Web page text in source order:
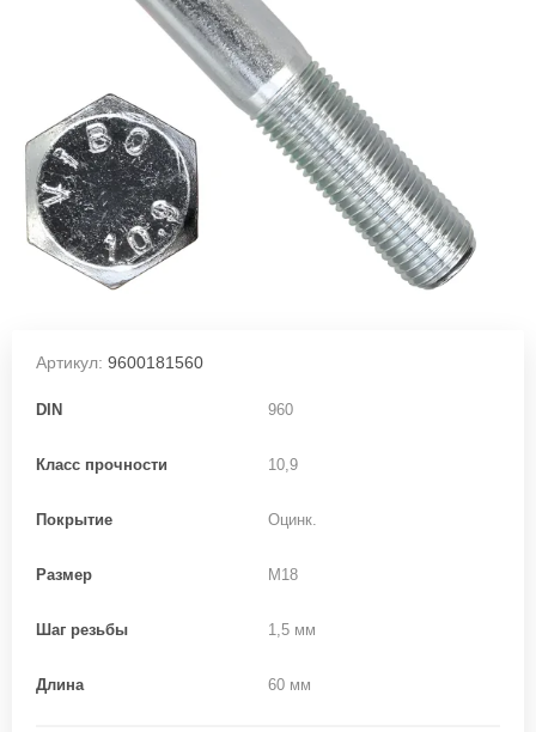
Артикул: 9600181560
DIN 960
Класс прочности 10,9
Покрытие Оцинк.
Размер M18
Шаг резьбы 1,5 мм
Длина 60 мм